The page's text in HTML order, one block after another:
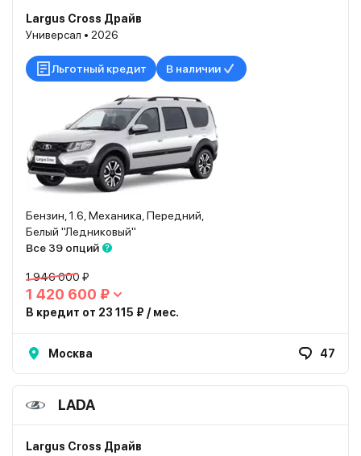
Largus Cross Драйв
Универсал • 2026
Льготный кредит В наличии
Бензин, 1.6, Механика, Передний,
Белый "Ледниковый"
Все 39 опций
1 946 000 ₽
1 420 600 ₽
В кредит от 23 115 ₽ / мес.
Москва 47
LADA
Largus Cross Драйв